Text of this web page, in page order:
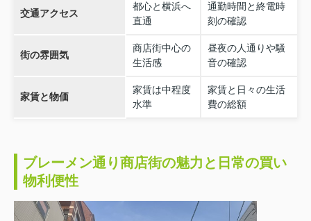
交通アクセス
都心と横浜へ
直通
通勤時間と終電時
刻の確認
街の雰囲気
商店街中心の
生活感
昼夜の人通りや騒
音の確認
家賃と物価
家賃は中程度
水準
家賃と日々の生活
費の総額
ブレーメン通り商店街の魅力と日常の買い
物利便性